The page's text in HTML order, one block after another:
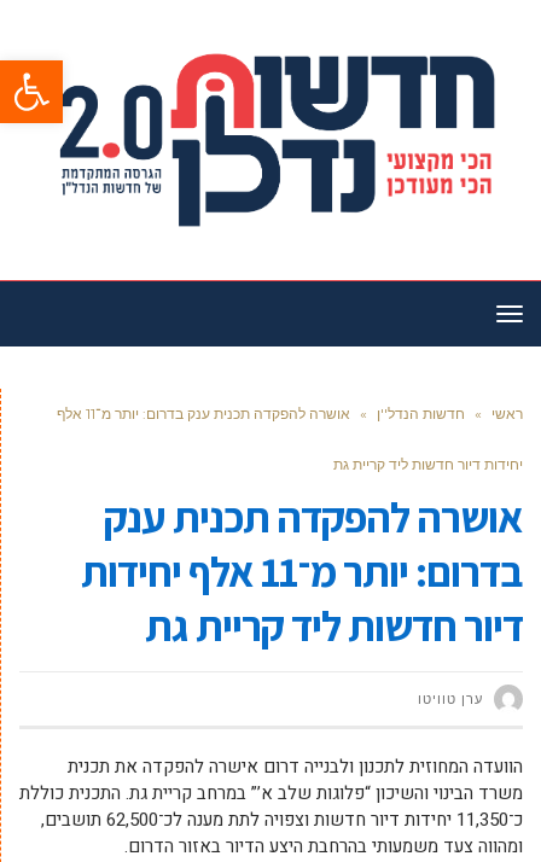
פתח
תפריט
ראשי » חדשות הנדל''ן » אושרה להפקדה תכנית ענק בדרום: יותר מ־11 אלף
יחידות דיור חדשות ליד קריית גת
אושרה להפקדה תכנית ענק
בדרום: יותר מ־11 אלף יחידות
דיור חדשות ליד קריית גת
ערן טוויטו
הוועדה המחוזית לתכנון ולבנייה דרום אישרה להפקדה את תכנית
משרד הבינוי והשיכון “פלוגות שלב א’” במרחב קריית גת. התכנית כוללת
כ־11,350 יחידות דיור חדשות וצפויה לתת מענה לכ־62,500 תושבים,
ומהווה צעד משמעותי בהרחבת היצע הדיור באזור הדרום.